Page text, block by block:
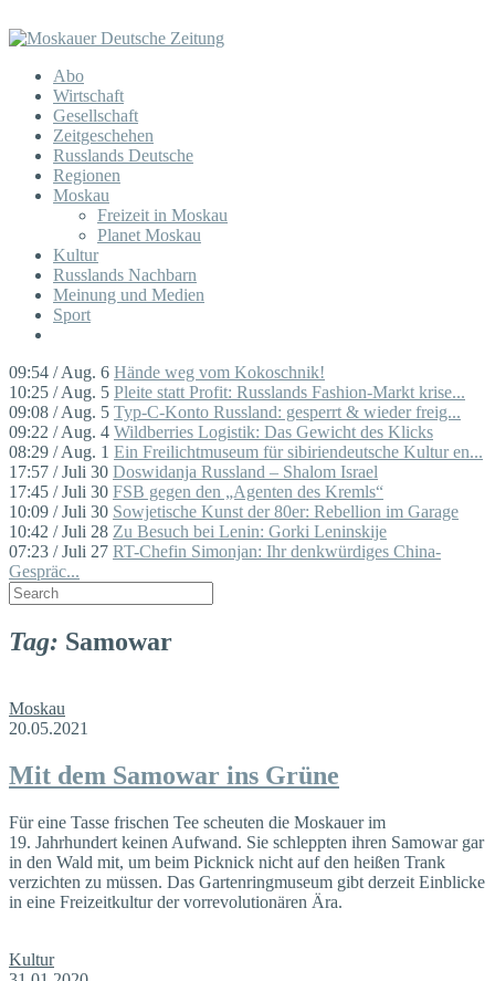
Abo
Wirtschaft
Gesellschaft
Zeitgeschehen
Russlands Deutsche
Regionen
Moskau
Freizeit in Moskau
Planet Moskau
Kultur
Russlands Nachbarn
Meinung und Medien
Sport
09:54 / Aug. 6 Hände weg vom Kokoschnik!
10:25 / Aug. 5 Pleite statt Profit: Russlands Fashion-Markt krise...
09:08 / Aug. 5 Typ-C-Konto Russland: gesperrt & wieder freig...
09:22 / Aug. 4 Wildberries Logistik: Das Gewicht des Klicks
08:29 / Aug. 1 Ein Freilichtmuseum für sibiriendeutsche Kultur en...
17:57 / Juli 30 Doswidanja Russland – Shalom Israel
17:45 / Juli 30 FSB gegen den „Agenten des Kremls“
10:09 / Juli 30 Sowjetische Kunst der 80er: Rebellion im Garage
10:42 / Juli 28 Zu Besuch bei Lenin: Gorki Leninskije
07:23 / Juli 27 RT-Chefin Simonjan: Ihr denkwürdiges China-
Gespräc...
Tag: Samowar
Moskau
20.05.2021
Mit dem Samowar ins Grüne
Für eine Tasse frischen Tee scheuten die Moskauer im
19. Jahrhundert keinen Aufwand. Sie schleppten ihren Samowar gar
in den Wald mit, um beim Picknick nicht auf den heißen Trank
verzichten zu müssen. Das Gartenringmuseum gibt derzeit Einblicke
in eine Freizeitkultur der vorrevolutionären Ära.
Kultur